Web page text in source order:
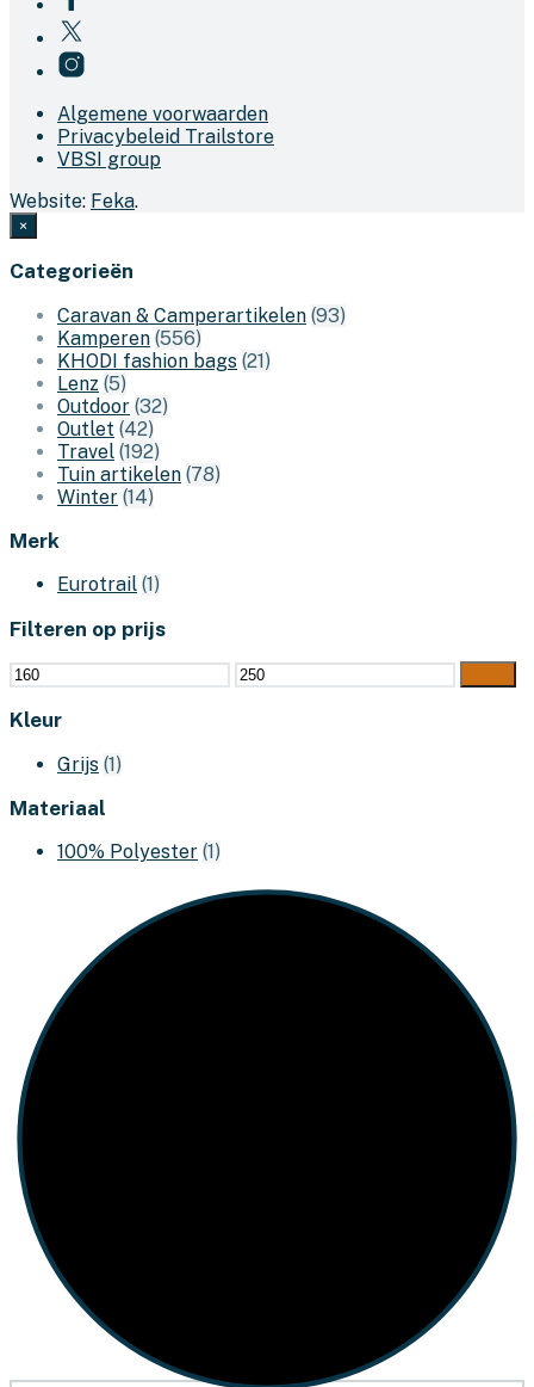
Algemene voorwaarden
Privacybeleid Trailstore
VBSI group
Website: Feka.
×
Categorieën
Caravan & Camperartikelen (93)
Kamperen (556)
KHODI fashion bags (21)
Lenz (5)
Outdoor (32)
Outlet (42)
Travel (192)
Tuin artikelen (78)
Winter (14)
Merk
Eurotrail (1)
Filteren op prijs
Min.
prijs
Max.
prijs
Kleur
Grijs (1)
Materiaal
100% Polyester (1)